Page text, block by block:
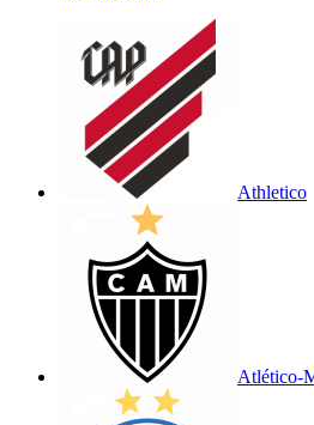
Athletico
Atlético-